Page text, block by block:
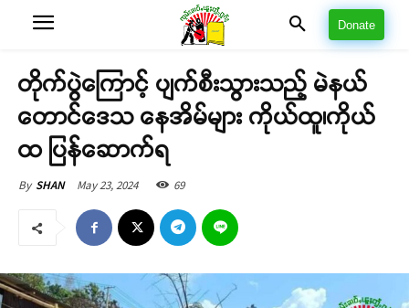
Donate
တိုက်ပွဲကြောင့် ပျက်စီးသွားသည့် မဲနယ်
တောင်ဒေသ နေအိမ်များ ကိုယ်ထူ၊ကိုယ်
ထ ပြန်ဆောက်ရ
By SHAN May 23, 2024 69